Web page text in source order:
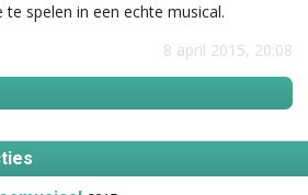
spelen in een echte musical.
8 april 2015, 20:08